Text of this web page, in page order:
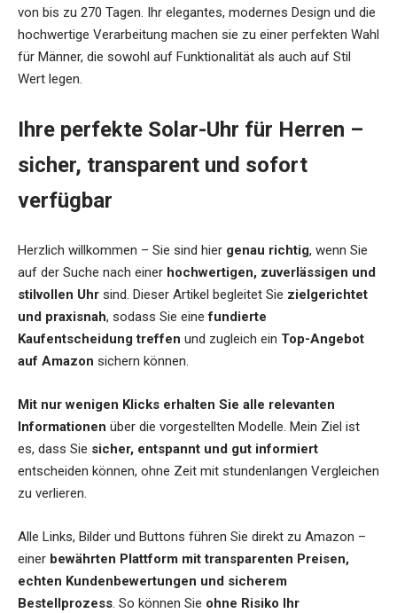
von bis zu 270 Tagen. Ihr elegantes, modernes Design und die
hochwertige Verarbeitung machen sie zu einer perfekten Wahl
für Männer, die sowohl auf Funktionalität als auch auf Stil
Wert legen.
Ihre perfekte Solar-Uhr für Herren –
sicher, transparent und sofort
verfügbar
Herzlich willkommen – Sie sind hier genau richtig, wenn Sie
auf der Suche nach einer hochwertigen, zuverlässigen und
stilvollen Uhr sind. Dieser Artikel begleitet Sie zielgerichtet
und praxisnah, sodass Sie einefundierte
Kaufentscheidung treffen und zugleich ein Top-Angebot
auf Amazon sichern können.
Mit nur wenigen Klicks erhalten Sie alle relevanten
Informationen über die vorgestellten Modelle. Mein Ziel ist
es, dass Sie sicher, entspannt und gut informiert
entscheiden können, ohne Zeit mit stundenlangen Vergleichen
zu verlieren.
Alle Links, Bilder und Buttons führen Sie direkt zu Amazon –
einer bewährten Plattform mit transparenten Preisen,
echten Kundenbewertungen und sicherem
Bestellprozess. So können Sie ohne Risiko Ihr